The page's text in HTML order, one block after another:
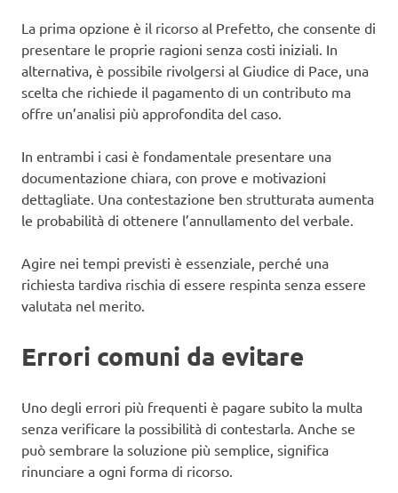
La prima opzione è il ricorso al Prefetto, che consente di
presentare le proprie ragioni senza costi iniziali. In
alternativa, è possibile rivolgersi al Giudice di Pace, una
scelta che richiede il pagamento di un contributo ma
offre un’analisi più approfondita del caso.
In entrambi i casi è fondamentale presentare una
documentazione chiara, con prove e motivazioni
dettagliate. Una contestazione ben strutturata aumenta
le probabilità di ottenere l’annullamento del verbale.
Agire nei tempi previsti è essenziale, perché una
richiesta tardiva rischia di essere respinta senza essere
valutata nel merito.
Errori comuni da evitare
Uno degli errori più frequenti è pagare subito la multa
senza verificare la possibilità di contestarla. Anche se
può sembrare la soluzione più semplice, significa
rinunciare a ogni forma di ricorso.